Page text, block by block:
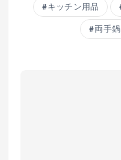
キッチン用品
両手鍋